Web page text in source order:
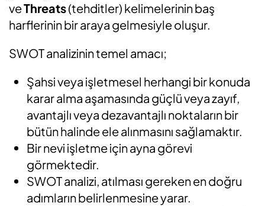
veThreats(tehditler) kelimelerinin baş
harflerinin bir araya gelmesiyle oluşur.
SWOT analizinin temel amacı;
Şahsi veya işletmesel herhangi bir konuda
karar alma aşamasında güçlü veya zayıf,
avantajlı veya dezavantajlı noktaların bir
bütün halinde ele alınmasını sağlamaktır.
Bir nevi işletme için ayna görevi
görmektedir.
SWOT analizi, atılması gereken en doğru
adımların belirlenmesine yarar.